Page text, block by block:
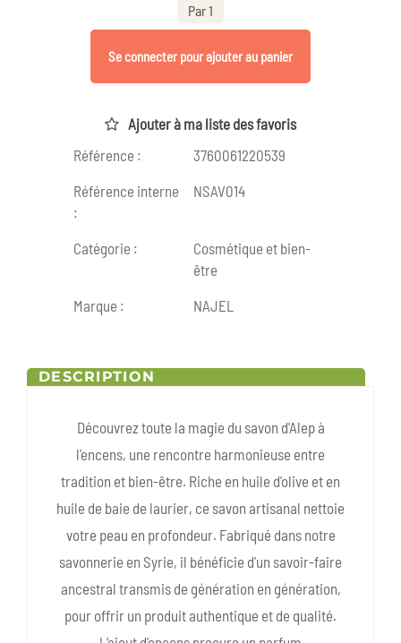
Par 1
Se connecter pour ajouter au panier
Ajouter à ma liste des favoris
Référence :
3760061220539
Référence interne
:
NSAV014
Catégorie :
Cosmétique et bien-
être
Marque :
NAJEL
DESCRIPTION
Découvrez toute la magie du savon d'Alep à
l'encens, une rencontre harmonieuse entre
tradition et bien-être. Riche en huile d'olive et en
huile de baie de laurier, ce savon artisanal nettoie
votre peau en profondeur. Fabriqué dans notre
savonnerie en Syrie, il bénéficie d'un savoir-faire
ancestral transmis de génération en génération,
pour offrir un produit authentique et de qualité.